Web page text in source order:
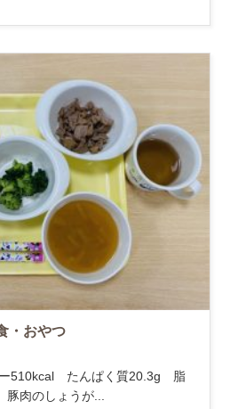
・おやつ
ー510kcal たんぱく質20.3g 脂
肉のしょうが...